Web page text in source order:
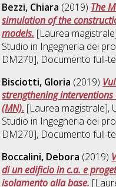
Bezzi, Chiara (2019) The
simulation of the
models. [Laurea
Studio in Ingegneria dei
DM270], Documento full-
Bisciotti, Gloria (2019)
strengthening
(MN). [Laurea magistrale],
Studio in Ingegneria dei
DM270], Documento full-
Boccalini, Debora (2019)
di un edificio in c.a. e
isolamento alla base.